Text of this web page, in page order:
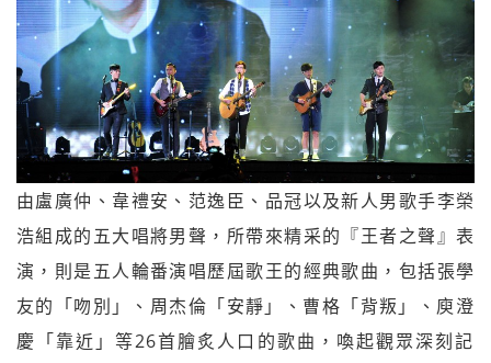
由盧廣仲、韋禮安、范逸臣、品冠以及新人男歌手李榮
浩組成的五大唱將男聲，所帶來精采的『王者之聲』表
演，則是五人輪番演唱歷屆歌王的經典歌曲，包括張學
友的「吻別」、 周杰倫「安靜」、曹格「背叛」、庾澄
慶「靠近」等26首膾炙人口的歌曲， 喚起觀眾深刻記